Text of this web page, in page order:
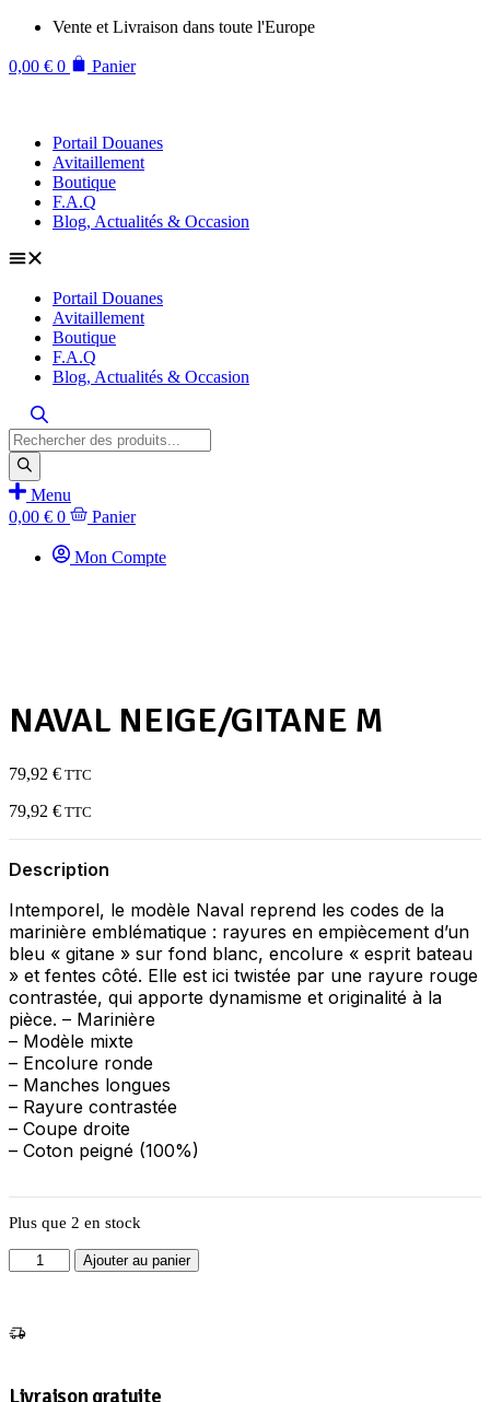
Aller
contenu
Vente et Livraison dans toute l'Europe
0,00 € 0 Panier
Portail Douanes
Avitaillement
Boutique
F.A.Q
Blog, Actualités & Occasion
Portail Douanes
Avitaillement
Boutique
F.A.Q
Blog, Actualités & Occasion
Recherche
de
produits
Menu
0,00 € 0 Panier
Mon Compte
NAVAL NEIGE/GITANE M
79,92 € TTC
79,92 € TTC
Description
Intemporel, le modèle Naval reprend les codes de la
marinière emblématique : rayures en empiècement d’un
bleu « gitane » sur fond blanc, encolure « esprit bateau
» et fentes côté. Elle est ici twistée par une rayure rouge
contrastée, qui apporte dynamisme et originalité à la
pièce. – Marinière
– Modèle mixte
– Encolure ronde
– Manches longues
– Rayure contrastée
– Coupe droite
– Coton peigné (100%)
Plus que 2 en stock
quantité
de
M
Ajouter au panier
Livraison gratuite